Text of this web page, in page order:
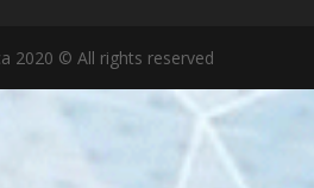
2020 © All rights reserved